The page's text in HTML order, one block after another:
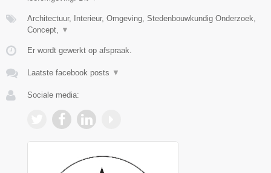
Architectuur, Interieur, Omgeving, Stedenbouwkundig Onderzoek,
Concept, ▼
Er wordt gewerkt op afspraak.
Laatste facebook posts ▼
Sociale media: